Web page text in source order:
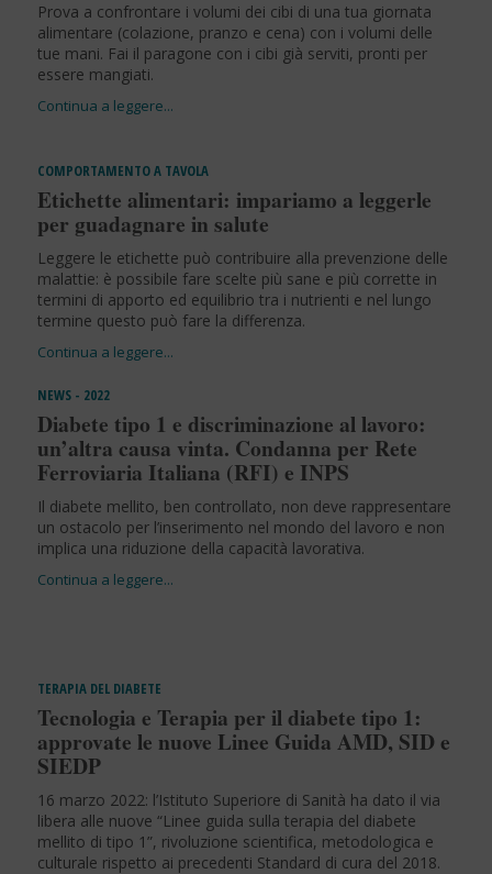
Prova a confrontare i volumi dei cibi di una tua giornata
alimentare (colazione, pranzo e cena) con i volumi delle
tue mani. Fai il paragone con i cibi già serviti, pronti per
essere mangiati.
COMPORTAMENTO A TAVOLA
Etichette alimentari: impariamo a leggerle
per guadagnare in salute
Leggere le etichette può contribuire alla prevenzione delle
malattie: è possibile fare scelte più sane e più corrette in
termini di apporto ed equilibrio tra i nutrienti e nel lungo
termine questo può fare la differenza.
NEWS - 2022
Diabete tipo 1 e discriminazione al lavoro:
un’altra causa vinta. Condanna per Rete
Ferroviaria Italiana (RFI) e INPS
Il diabete mellito, ben controllato, non deve rappresentare
un ostacolo per l’inserimento nel mondo del lavoro e non
implica una riduzione della capacità lavorativa.
TERAPIA DEL DIABETE
Tecnologia e Terapia per il diabete tipo 1:
approvate le nuove Linee Guida AMD, SID e
SIEDP
16 marzo 2022: l’Istituto Superiore di Sanità ha dato il via
libera alle nuove “Linee guida sulla terapia del diabete
mellito di tipo 1”, rivoluzione scientifica, metodologica e
culturale rispetto ai precedenti Standard di cura del 2018.